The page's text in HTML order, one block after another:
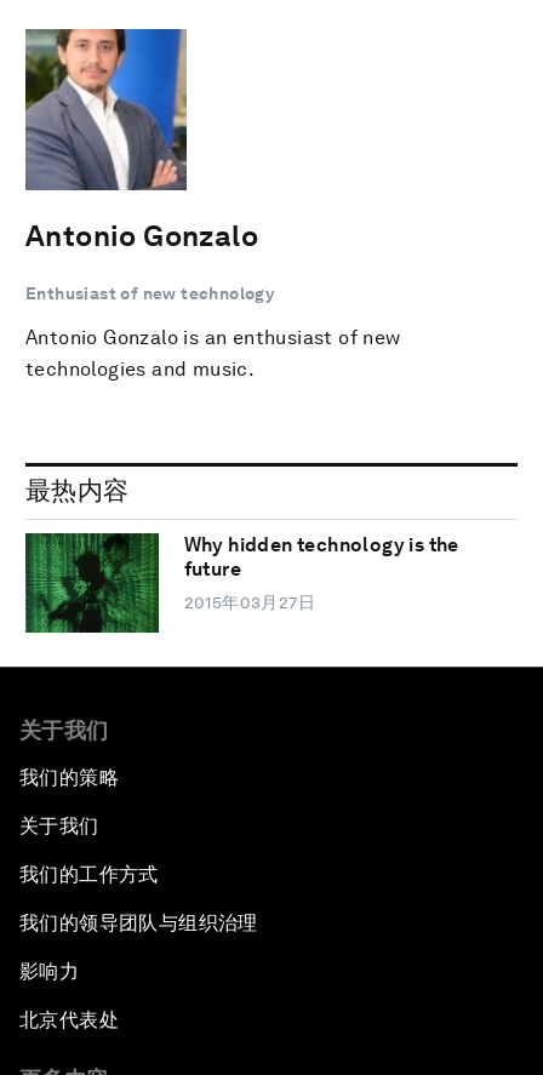
Antonio Gonzalo
Enthusiast of new technology
Antonio Gonzalo is an enthusiast of new
technologies and music.
最热内容
Why hidden technology is the
future
2015年03月27日
关于我们
我们的策略
关于我们
我们的工作方式
我们的领导团队与组织治理
影响力
北京代表处